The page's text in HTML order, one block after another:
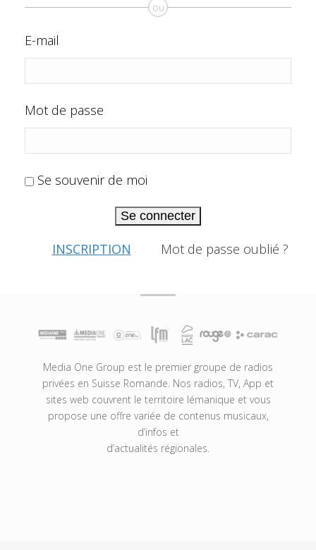
ou
E-mail
Mot de passe
Se souvenir de moi
Se connecter
INSCRIPTION Mot de passe oublié ?
Media One Group est le premier groupe de radios
privées en Suisse Romande. Nos radios, TV, App et
sites web couvrent le territoire lémanique et vous
propose une offre variée de contenus musicaux,
d’infos et
d’actualités régionales.